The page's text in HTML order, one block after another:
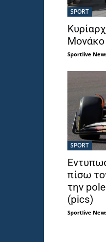
SPORT
Μονάκο
Sportlive
SPORT
πίσω
την
(pics)
Sportlive